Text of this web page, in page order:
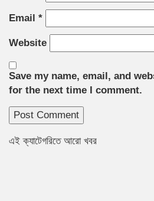
Email *
Website
Save my name, email, and
for the next time I comment.
এই ক্যাটেগরিতে আরো খবর